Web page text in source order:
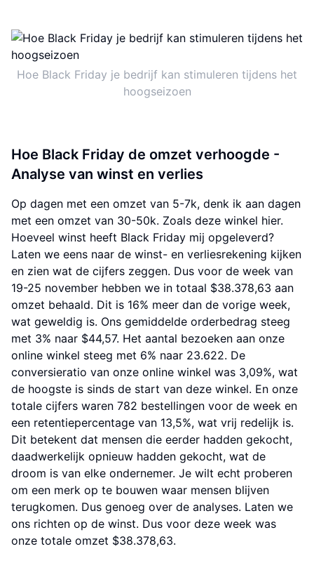
Hoe Black Friday je bedrijf kan stimuleren tijdens het
hoogseizoen
Hoe Black Friday de omzet verhoogde -
Analyse van winst en verlies
Op dagen met een omzet van 5-7k, denk ik aan dagen
met een omzet van 30-50k. Zoals deze winkel hier.
Hoeveel winst heeft Black Friday mij opgeleverd?
Laten we eens naar de winst- en verliesrekening kijken
en zien wat de cijfers zeggen. Dus voor de week van
19-25 november hebben we in totaal $38.378,63 aan
omzet behaald. Dit is 16% meer dan de vorige week,
wat geweldig is. Ons gemiddelde orderbedrag steeg
met 3% naar $44,57. Het aantal bezoeken aan onze
online winkel steeg met 6% naar 23.622. De
conversieratio van onze online winkel was 3,09%, wat
de hoogste is sinds de start van deze winkel. En onze
totale cijfers waren 782 bestellingen voor de week en
een retentiepercentage van 13,5%, wat vrij redelijk is.
Dit betekent dat mensen die eerder hadden gekocht,
daadwerkelijk opnieuw hadden gekocht, wat de
droom is van elke ondernemer. Je wilt echt proberen
om een merk op te bouwen waar mensen blijven
terugkomen. Dus genoeg over de analyses. Laten we
ons richten op de winst. Dus voor deze week was
onze totale omzet $38.378,63.